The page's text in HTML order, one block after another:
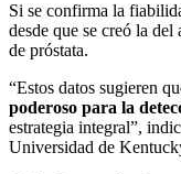
Si se confirma la
desde que se creó la
de próstata.
“Estos datos sugieren
poderoso para la
estrategia integral”,
Universidad de